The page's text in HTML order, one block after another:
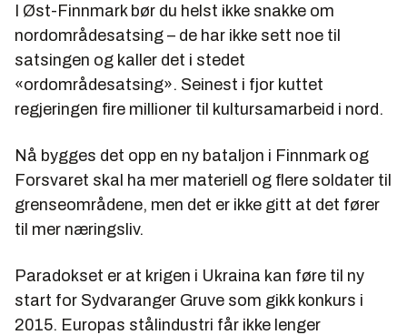
I Øst-Finnmark bør du helst ikke snakke om
nordområdesatsing – de har ikke sett noe til
satsingen og kaller det i stedet
«ordområdesatsing». Seinest i fjor kuttet
regjeringen fire millioner til kultursamarbeid i nord.
Nå bygges det opp en ny bataljon i Finnmark og
Forsvaret skal ha mer materiell og flere soldater til
grenseområdene, men det er ikke gitt at det fører
til mer næringsliv.
Paradokset er at krigen i Ukraina kan føre til ny
start for Sydvaranger Gruve som gikk konkurs i
2015. Europas stålindustri får ikke lenger